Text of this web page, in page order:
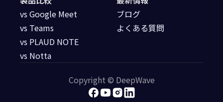
ブログ
よくある質問
vs Google Meet
vs Teams
vs PLAUD NOTE
vs Notta
Copyright © DeepWave